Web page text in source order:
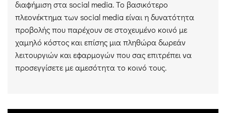
διαφήμιση στα social media. Το βασικότερο
πλεονέκτημα των social media είναι η δυνατότητα
προβολής που παρέχουν σε στοχευμένο κοινό με
χαμηλό κόστος και επίσης μια πληθώρα δωρεάν
λειτουργιών και εφαρμογών που σας επιτρέπει να
προσεγγίσετε με αμεσότητα το κοινό τους.